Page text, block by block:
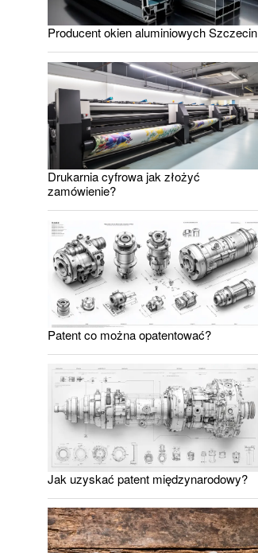
Producent okien aluminiowych Szczecin
Drukarnia cyfrowa jak złożyć
zamówienie?
Patent co można opatentować?
Jak uzyskać patent międzynarodowy?